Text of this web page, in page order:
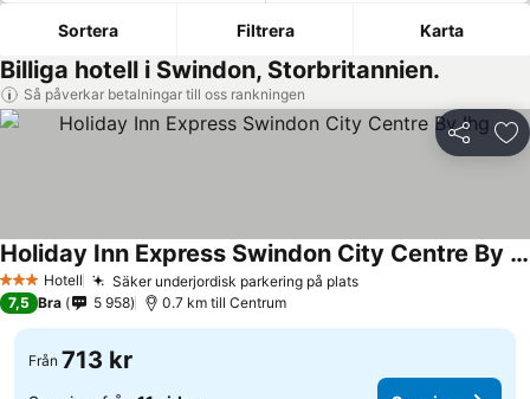
Sortera Filtrera Karta
Billiga hotell i Swindon, Storbritannien.
Så påverkar betalningar till oss rankningen
Dela
3 StjärnorHotell Säker underjordisk parkering på platsSe priser
Holiday Inn Express Swindon City Centre By Ihg
Se priser
7,5 Bra 5 958 0.7 km till Centrum
Från 713 kr